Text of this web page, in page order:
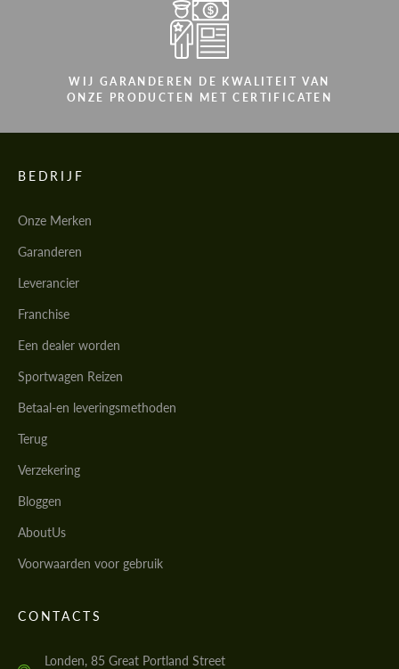
WIJ GARANDEREN DE KWALITEIT VAN
ONZE PRODUCTEN MET CERTIFICATEN
BEDRIJF
Onze Merken
Garanderen
Leverancier
Franchise
Een dealer worden
Sportwagen Reizen
Betaal-en leveringsmethoden
Terug
Verzekering
Bloggen
AboutUs
Voorwaarden voor gebruik
CONTACTS
Londen, 85 Great Portland Street
Wij spreken uw taal
Wij spreken uw taal